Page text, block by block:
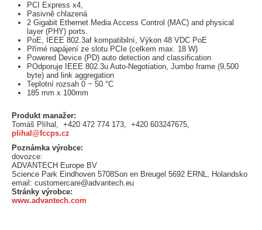
PCI Express x4,
Pasivně chlazená
2 Gigabit Ethernet Media Access Control (MAC) and physical
layer (PHY) ports.
PoE, IEEE 802.3af kompatibilní, Výkon 48 VDC PoE
Přímé napájení ze slotu PCIe (celkem max. 18 W)
Powered Device (PD) auto detection and classification
POdporuje IEEE 802.3u Auto-Negotiation, Jumbo frame (9,500
byte) and link aggregation
Teplotní rozsah 0 ~ 50 °C
185 mm x 100mm
Produkt manažer:
Tomáš Plíhal, +420 472 774 173, +420 603247675,
plihal@fccps.cz
Poznámka výrobce:
dovozce:
ADVANTECH Europe BV
Science Park Eindhoven 5708Son en Breugel 5692 ERNL, Holandsko
email: customercare@advantech.eu
Stránky výrobce:
www.advantech.com